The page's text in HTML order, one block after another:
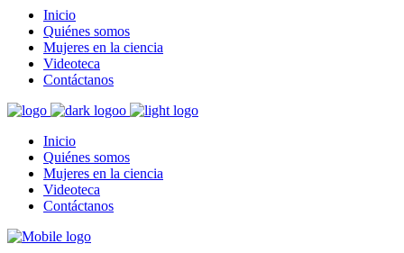
Inicio
Quiénes somos
Mujeres en la ciencia
Videoteca
Contáctanos
Inicio
Quiénes somos
Mujeres en la ciencia
Videoteca
Contáctanos